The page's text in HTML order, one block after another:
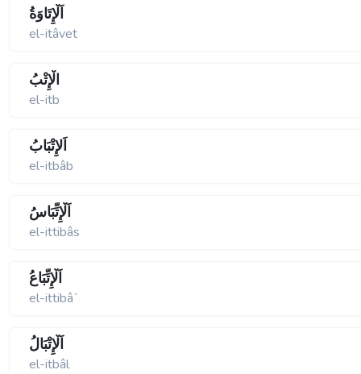
اَلْإِتَاوَةُ
el-itâvet
الْإِتْبُ
el-itb
اَلإِتْبَابُ
el-itbâb
اَلْإِتِّبَاسُ
el-ittibâs
اَلْإِتِّبَاعُ
el-ittibâʹ
اَلْإِتْبَالُ
el-itbâl